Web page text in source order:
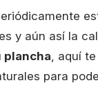
y aún así la cal
plancha , aquí
para